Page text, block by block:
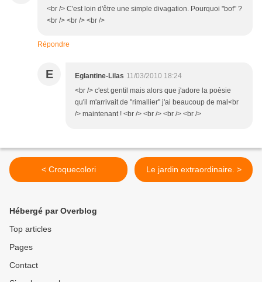
<br /> C'est loin d'être une simple divagation. Pourquoi "bof" ?
<br /> <br /> <br />
Répondre
E Eglantine-Lilas 11/03/2010 18:24
<br /> c'est gentil mais alors que j'adore la poèsie
qu'il m'arrivait de "rimallier" j'ai beaucoup de mal<br
/> maintenant ! <br /> <br /> <br /> <br />
< Croquecolori Le jardin extraordinaire. >
Hébergé par Overblog
Top articles
Pages
Contact